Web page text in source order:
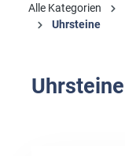
Alle Kategorien
Uhrsteine
Uhrsteine